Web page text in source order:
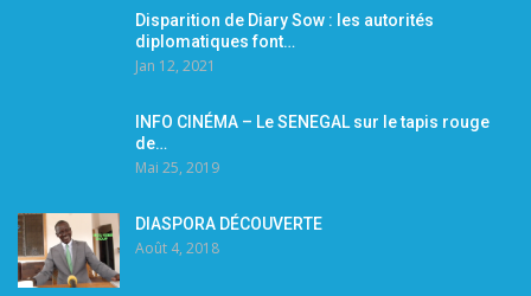
Disparition de Diary Sow : les autorités
diplomatiques font…
Jan 12, 2021
INFO CINÉMA – Le SENEGAL sur le tapis rouge
de…
Mai 25, 2019
DIASPORA DÉCOUVERTE
Août 4, 2018